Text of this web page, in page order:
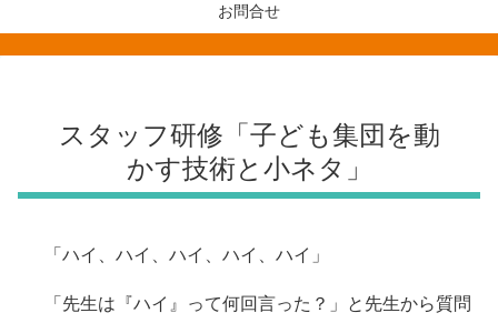
お問合せ
スタッフ研修「子ども集団を動
かす技術と小ネタ」
「ハイ、ハイ、ハイ、ハイ、ハイ」
「先生は『ハイ』って何回言った？」と先生から質問